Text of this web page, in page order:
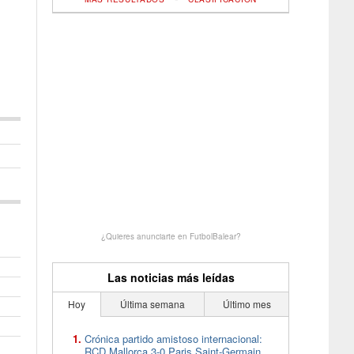
¿Quieres anunciarte en FutbolBalear?
Las noticias más leídas
Hoy Última semana Último mes
Crónica partido amistoso internacional: